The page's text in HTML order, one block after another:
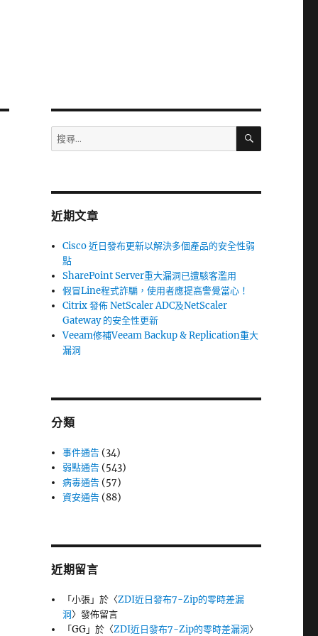
搜
尋
字:
搜
近期文章
Cisco 近日發布更新以解決多個產品的安全性弱
點
SharePoint Server重大漏洞已遭駭客濫用
假冒Line程式詐騙，使用者應提高警覺當心！
Citrix 發佈 NetScaler ADC及NetScaler
Gateway 的安全性更新
Veeam修補Veeam Backup & Replication重大
漏洞
分類
事件通告 (34)
弱點通告 (543)
病毒通告 (57)
資安通告 (88)
近期留言
「小張」於〈ZDI近日發布7-Zip的零時差漏
洞〉發佈留言
「GG」於〈ZDI近日發布7-Zip的零時差漏洞〉